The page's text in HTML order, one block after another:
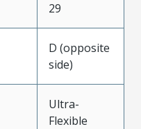
29
D (opposite
side)
Ultra-
Flexible